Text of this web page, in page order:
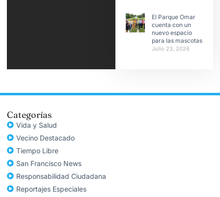
El Parque Omar
cuenta con un
nuevo espacio
para las mascotas
Julio 23, 2026
Categorías
Vida y Salud
Vecino Destacado
Tiempo Libre
San Francisco News
Responsabilidad Ciudadana
Reportajes Especiales